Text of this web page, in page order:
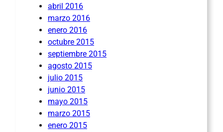
abril 2016
marzo 2016
enero 2016
octubre 2015
septiembre 2015
agosto 2015
julio 2015
junio 2015
mayo 2015
marzo 2015
enero 2015